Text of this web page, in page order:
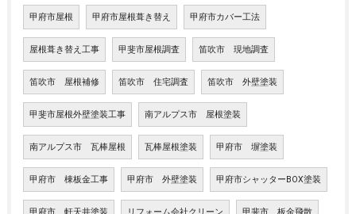
甲府市屋根 甲府市屋根葺き替え 甲府市カバー工法
屋根葺き替え工事 甲斐市屋根調査 笛吹市 現地調査
笛吹市 屋根補修 笛吹市 住宅調査 笛吹市 外壁塗装
甲斐市屋根外壁塗装工事 南アルプス市 屋根塗装
南アルプス市 瓦棒屋根 瓦棒屋根塗装 甲府市 塀塗装
甲府市 棟板金工事 甲府市 外壁塗装 甲府市シャッターBOX塗装